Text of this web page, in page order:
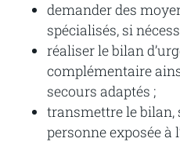
demander des
spécialisés, si
réaliser le bilan
complémentaire
secours adaptés ;
transmettre le
personne exposée à